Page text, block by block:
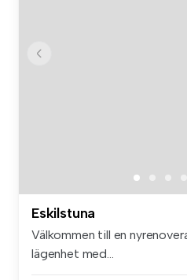
Eskilstuna
Välkommen till en
lägenhet med...